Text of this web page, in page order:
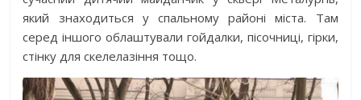
який знаходиться у спальному районі міста. Там
серед іншого облаштували гойдалки, пісочниці, гірки,
стінку для скелелазіння тощо.